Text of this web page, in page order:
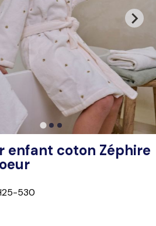
enfant coton Zéphire
530